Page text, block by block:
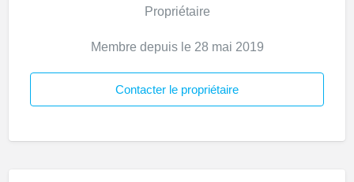
Propriétaire
Membre depuis le 28 mai 2019
Contacter le propriétaire